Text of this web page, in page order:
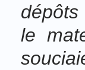
le